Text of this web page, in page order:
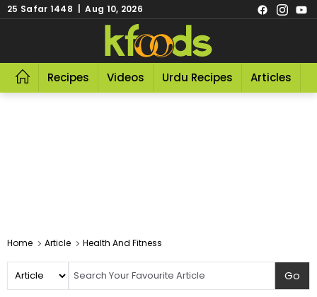
25 Safar 1448 | Aug 10, 2026
Recipes Videos Urdu Recipes Articles
Home Article Health And Fitness